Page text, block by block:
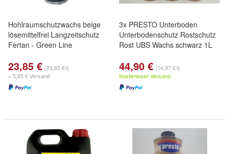
Hohlraumschutzwachs beige
lösemittelfrei Langzeitschutz
Fertan - Green Line
23,85 € (23,85 €/l)
+ 5,95 € Versand
3x PRESTO Unterboden
Unterbodenschutz Rostschutz
Rost UBS Wachs schwarz 1L
44,90 € (14,97 €/l)
Kostenloser Versand